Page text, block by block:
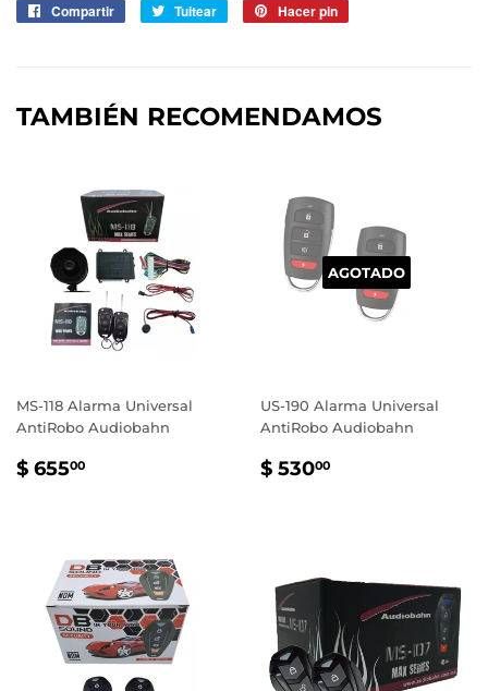
Compartir
CompartirTuitear
Tuitear Hacer pin
TAMBIÉN RECOMENDAMOS
MS-118 Alarma Universal
AntiRobo Audiobahn
PRECIO
$ 65500
AGOTADO
US-190 Alarma Universal
AntiRobo Audiobahn
PRECIO
$ 53000